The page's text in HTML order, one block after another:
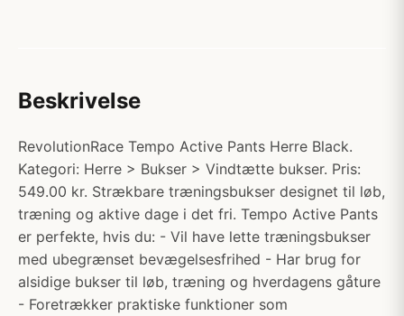
Beskrivelse
RevolutionRace Tempo Active Pants Herre Black.
Kategori: Herre > Bukser > Vindtætte bukser. Pris:
549.00 kr. Strækbare træningsbukser designet til løb,
træning og aktive dage i det fri. Tempo Active Pants
er perfekte, hvis du: - Vil have lette træningsbukser
med ubegrænset bevægelsesfrihed - Har brug for
alsidige bukser til løb, træning og hverdagens gåture
- Foretrækker praktiske funktioner som